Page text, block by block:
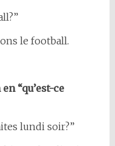
le football.
“qu’est-ce
lundi soir?”